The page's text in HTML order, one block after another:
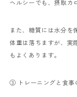
ヘルシーでも、摂取カ
また、糖質には水分を
体重は落ちますが、実
もよくあります。
③ トレーニングと食事